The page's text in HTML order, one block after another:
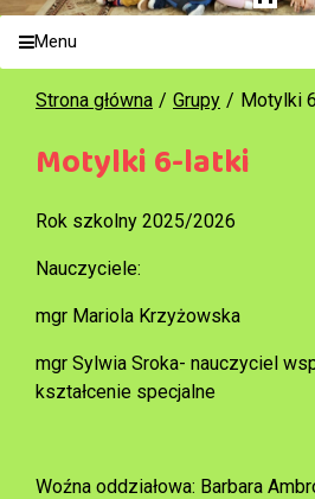
Menu
Strona główna Grupy Motylki
Motylki 6-latki
Rok szkolny 2025/2026
Nauczyciele:
mgr Mariola Krzyżowska
mgr Sylwia Sroka- nauczyciel
kształcenie specjalne
Woźna oddziałowa: Barbara